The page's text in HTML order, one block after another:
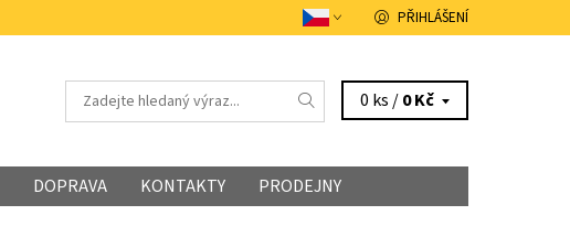
PŘIHLÁŠENÍ
0 ks /0 Kč
DOPRAVA KONTAKTY PRODEJNY